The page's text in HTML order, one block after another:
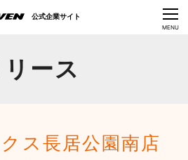
CLOSE
MENU
ース
ス長居公園南店
公式企業サイト